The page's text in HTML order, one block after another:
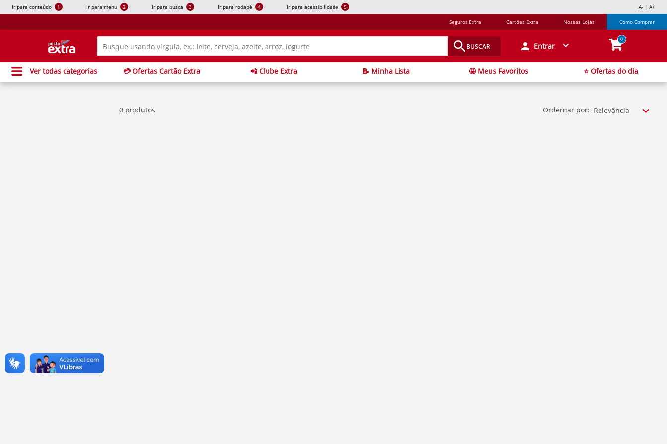
Ir para conteúdo 1 Ir para menu 2 Ir para busca 3 Ir para rodapé 4 Ir para acessibilidade 5 A- | A+
Seguros Extra Cartões Extra Nossas Lojas Como Comprar
BUSCAR Entrar
0
Ver todas categorias 💳 Ofertas Cartão Extra 📲 Clube Extra 📝 Minha Lista 🤩 Meus Favoritos ⭐ Ofertas do dia
0 produtos Ordernar por: Relevância